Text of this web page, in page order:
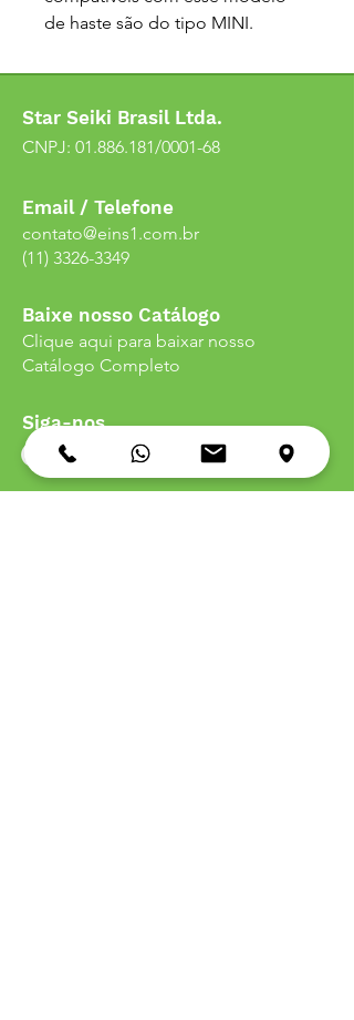
de haste são do tipo MINI.
Star Seiki Brasil Ltda.
CNPJ: 01.886.181/0001-68
Email / Telefone
contato@eins1.com.br
(11) 3326-3349
Baixe nosso Catálogo
Clique aqui para baixar nosso
Catálogo Completo
Siga-nos